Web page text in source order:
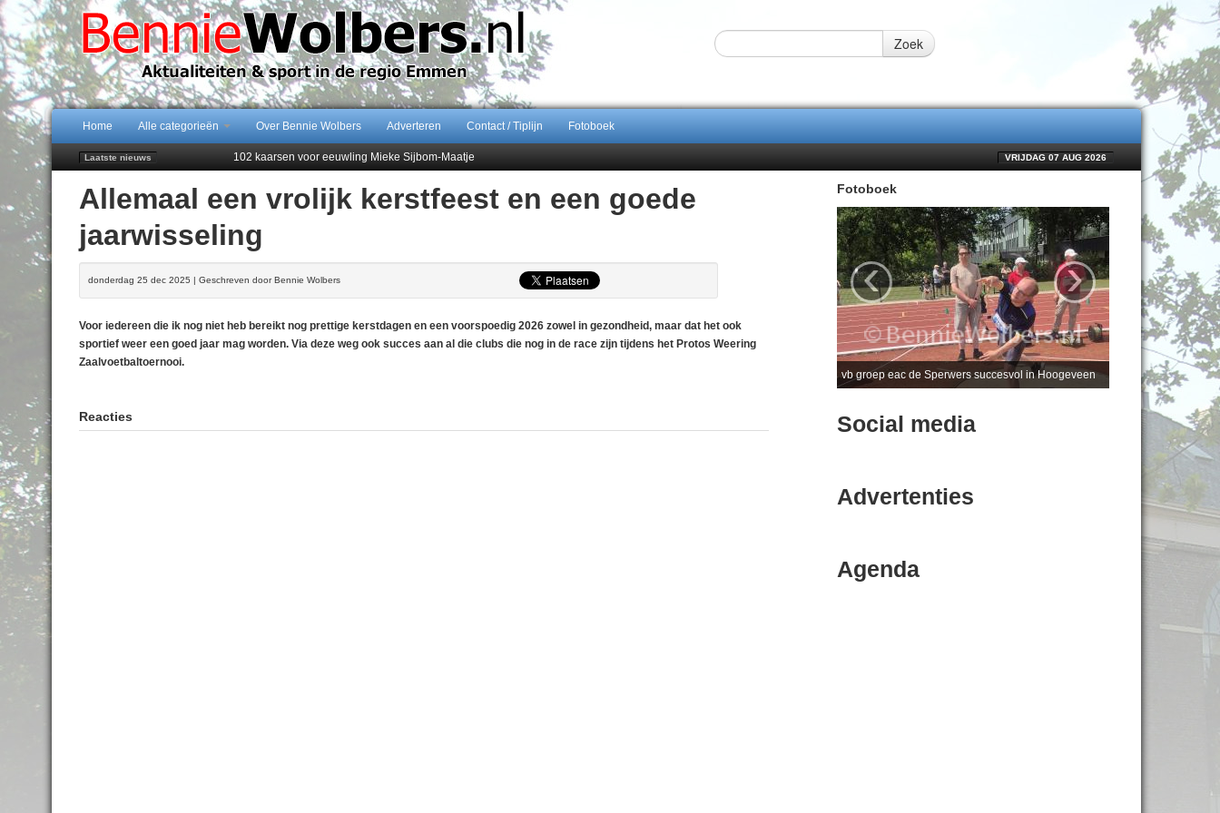
Zoek
Home Alle categorieën Over Bennie Wolbers Adverteren Contact / Tiplijn Fotoboek
Laatste nieuws
102 kaarsen voor eeuwling Mieke Sijbom-Maatje
Daan Lambers tekent eerste profcontract bij FC Emmen
Jubileumfeest 35 jaar De Amer
Najaar '26 staat live!
VRIJDAG 07 AUG 2026
Allemaal een vrolijk kerstfeest en een goede
jaarwisseling
donderdag 25 dec 2025 | Geschreven door Bennie Wolbers
Voor iedereen die ik nog niet heb bereikt nog prettige kerstdagen en een voorspoedig 2026 zowel in gezondheid, maar dat het ook
sportief weer een goed jaar mag worden. Via deze weg ook succes aan al die clubs die nog in de race zijn tijdens het Protos Weering
Zaalvoetbaltoernooi.
Reacties
Fotoboek
vb groep eac de Sperwers succesvol in Hoogeveen
‹ ›
Social media
Advertenties
Agenda